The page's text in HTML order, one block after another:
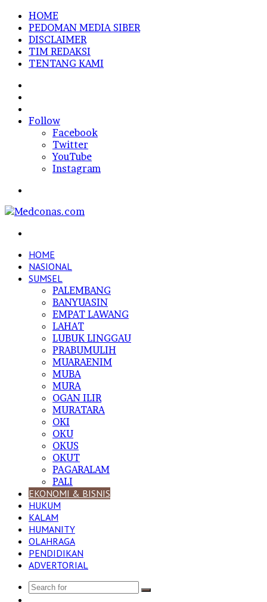
HOME
PEDOMAN MEDIA SIBER
DISCLAIMER
TIM REDAKSI
TENTANG KAMI
In
Follow
Facebook
Twitter
YouTube
Instagram
HOME
NASIONAL
SUMSEL
PALEMBANG
BANYUASIN
EMPAT LAWANG
LAHAT
LUBUK LINGGAU
PRABUMULIH
MUARAENIM
MUBA
MURA
OGAN ILIR
MURATARA
OKI
OKU
OKUS
OKUT
PAGARALAM
PALI
EKONOMI & BISNIS
HUKUM
KALAM
HUMANITY
OLAHRAGA
PENDIDIKAN
ADVERTORIAL
Search